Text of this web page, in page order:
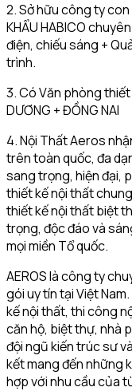
2. Sở hữu công ty con
KHẨU HABICO
điện, chiếu sáng +
trình.
3. Có Văn phòng thiết
DƯƠNG + ĐỒNG NAI
4. Nội Thất Aeros
trên toàn quốc, đa
sang trọng, hiện đại,
thiết kế nội thất
thiết kế nội thất biệt
trọng, độc đáo và
mọi miền Tổ quốc.
AEROS là công ty
gói uy tín tại Việt
kế nội thất, thi công
căn hộ, biệt thự, nhà
đội ngũ kiến trúc sư
kết mang đến những
hợp với nhu cầu của